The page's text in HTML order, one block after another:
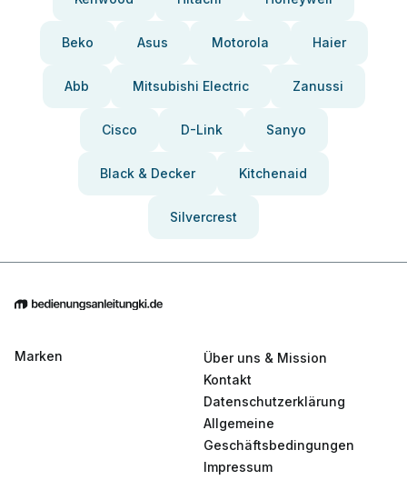
Beko Asus Motorola Haier
Abb Mitsubishi Electric Zanussi
Cisco D-Link Sanyo
Black & Decker Kitchenaid
Silvercrest
Marken
Über uns & Mission
Kontakt
Datenschutzerklärung
Allgemeine
Geschäftsbedingungen
Impressum